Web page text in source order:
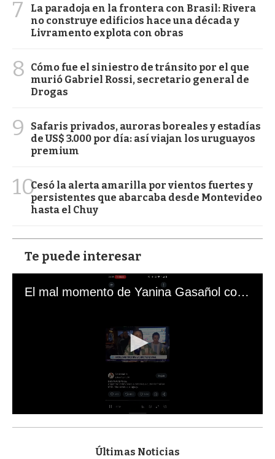
7
La paradoja en la frontera con Brasil: Rivera
no construye edificios hace una década y
Livramento explota con obras
8
Cómo fue el siniestro de tránsito por el que
murió Gabriel Rossi, secretario general de
Drogas
9
Safaris privados, auroras boreales y estadías
de US$ 3.000 por día: así viajan los uruguayos
premium
10Cesó la alerta amarilla por vientos fuertes y
persistentes que abarcaba desde Montevideo
hasta el Chuy
Te puede interesar
El mal momento de Yanina Gasañol con un hincha argentino en "Subrayado"
s
Últimas Noticias